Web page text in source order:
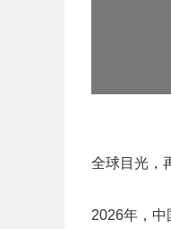
全球目光，
2026年，